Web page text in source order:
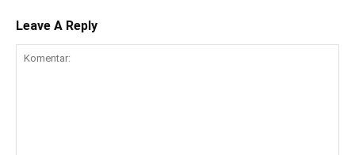
Leave A Reply